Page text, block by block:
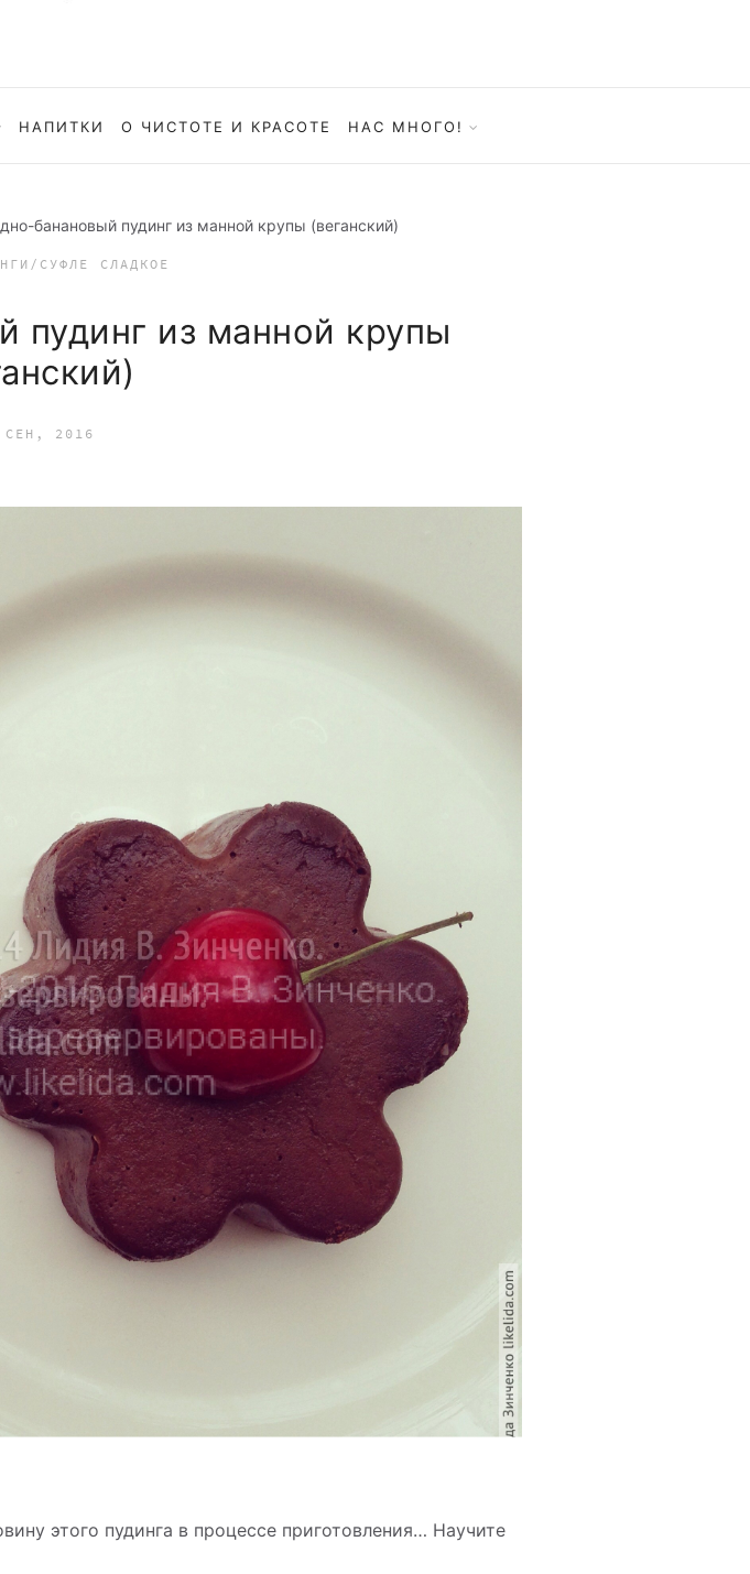
НАПИТКИ О ЧИСТОТЕ И КРАСОТЕ НАС МНОГО!
банановый пудинг из манной крупы (веганский)
СУФЛЕ СЛАДКОЕ
пудинг из манной крупы
СЕН, 2016
этого пудинга в процессе приготовления… Научите